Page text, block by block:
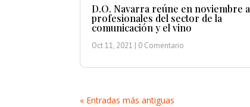
D.O. Navarra reúne en noviembre a
profesionales del sector de la
comunicación y el vino
Oct 11, 2021 | 0 Comentario
« Entradas más antiguas